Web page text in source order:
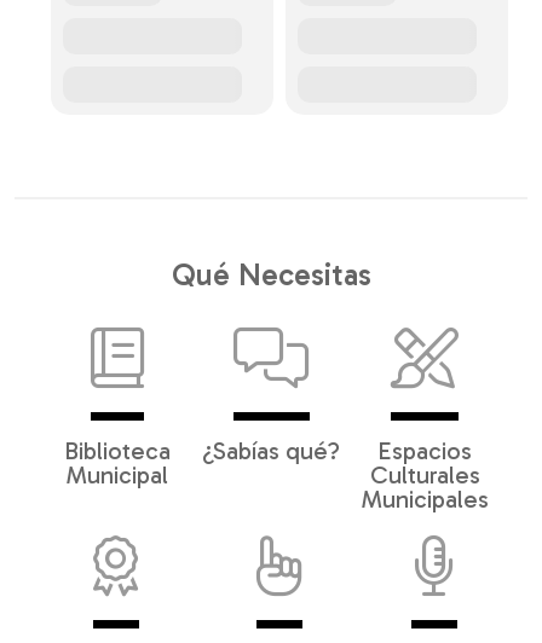
Qué Necesitas
Biblioteca
Municipal
¿Sabías qué?
Espacios
Culturales
Municipales